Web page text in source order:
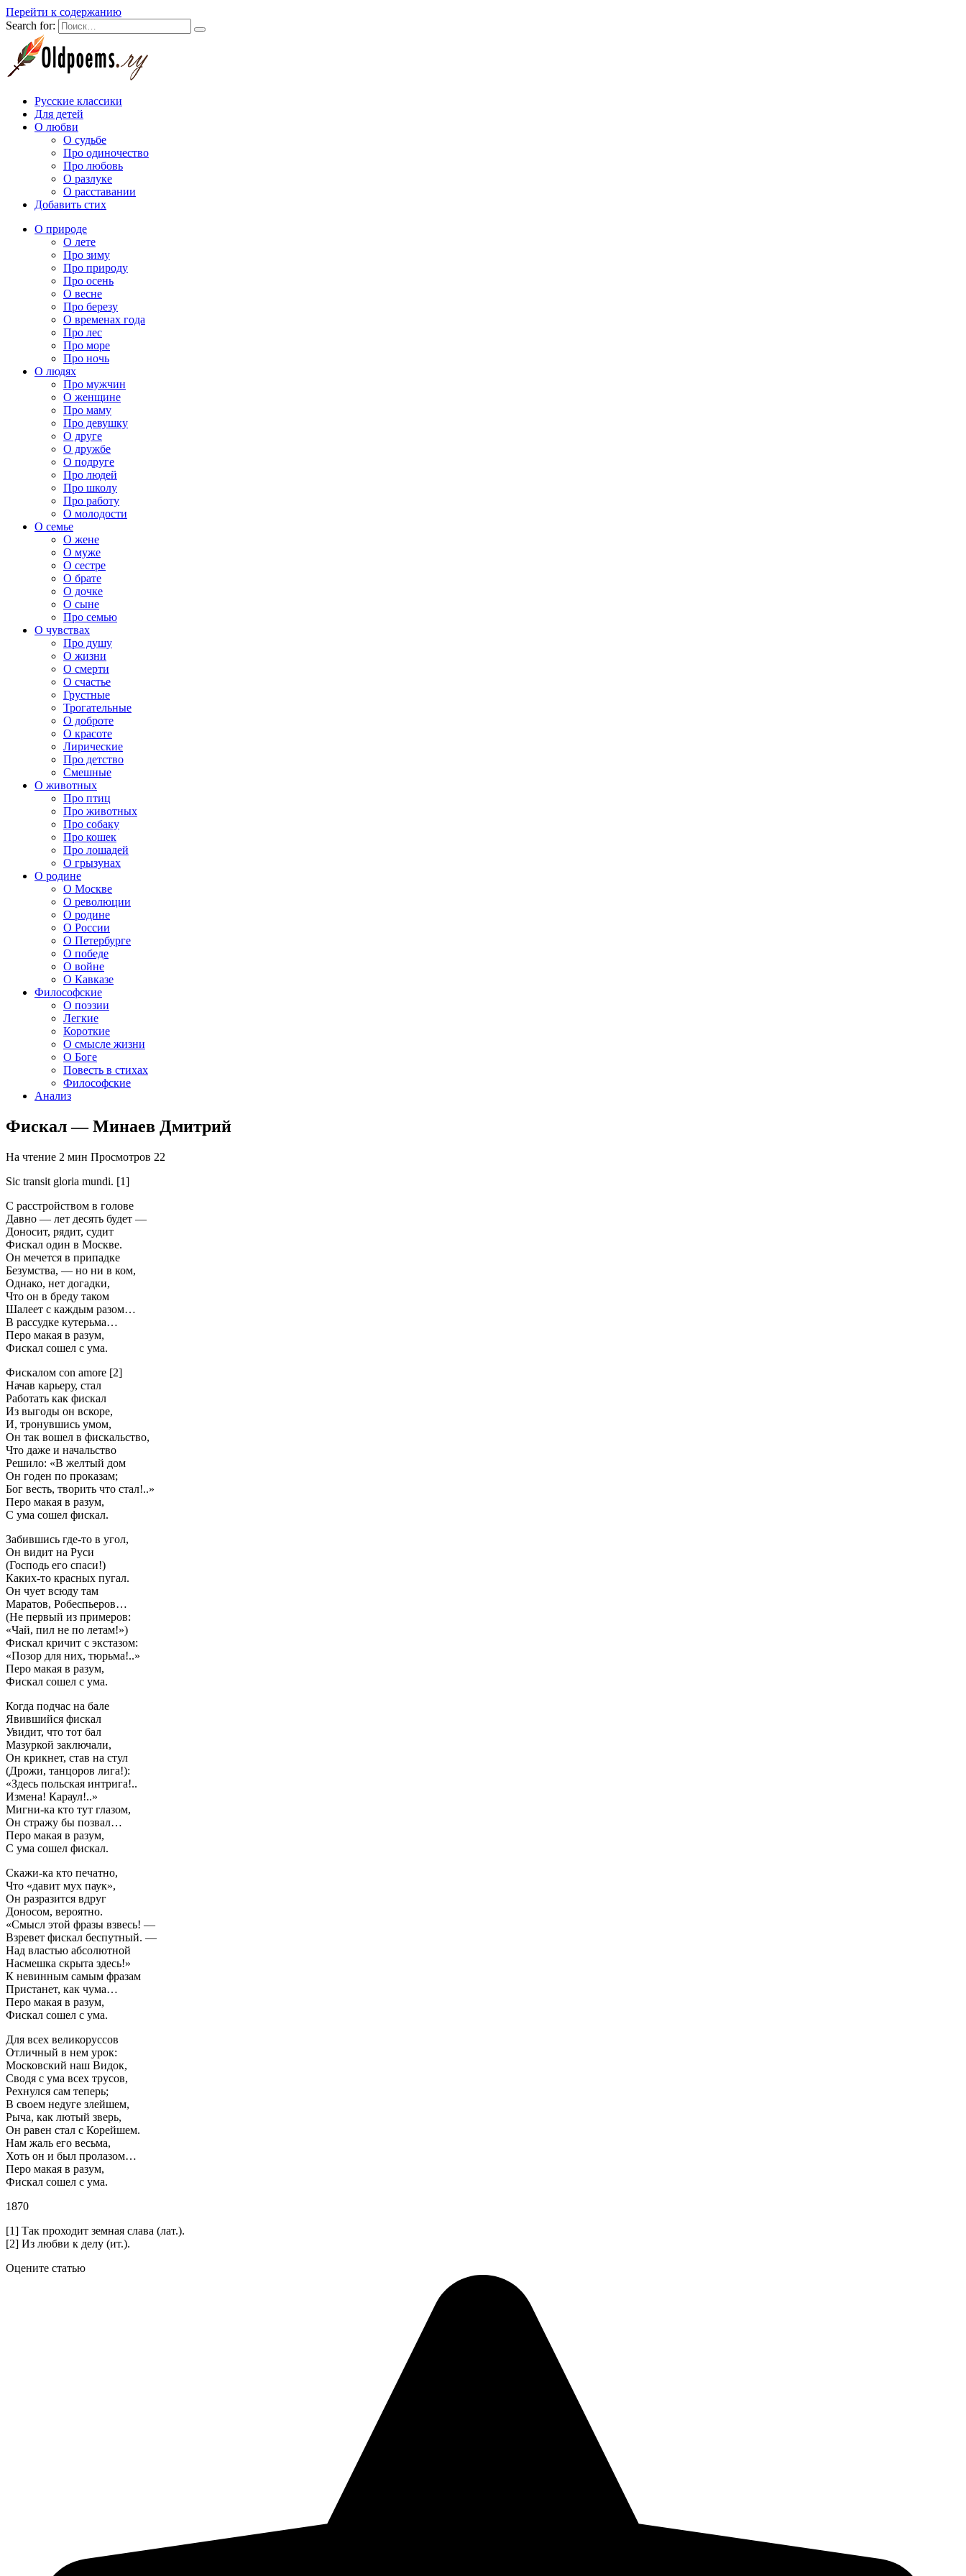
Перейти к содержанию
Search for:
Русские классики
Для детей
О любви
О судьбе
Про одиночество
Про любовь
О разлуке
О расставании
Добавить стих
О природе
О лете
Про зиму
Про природу
Про осень
О весне
Про березу
О временах года
Про лес
Про море
Про ночь
О людях
Про мужчин
О женщине
Про маму
Про девушку
О друге
О дружбе
О подруге
Про людей
Про школу
Про работу
О молодости
О семье
О жене
О муже
О сестре
О брате
О дочке
О сыне
Про семью
О чувствах
Про душу
О жизни
О смерти
О счастье
Грустные
Трогательные
О доброте
О красоте
Лирические
Про детство
Смешные
О животных
Про птиц
Про животных
Про собаку
Про кошек
Про лошадей
О грызунах
О родине
О Москве
О революции
О родине
О России
О Петербурге
О победе
О войне
О Кавказе
Философские
О поэзии
Легкие
Короткие
О смысле жизни
О Боге
Повесть в стихах
Философские
Анализ
Фискал — Минаев Дмитрий
На чтение 2 мин Просмотров 22
Sic transit gloria mundi. [1]
С расстройством в голове
Давно — лет десять будет —
Доносит, рядит, судит
Фискал один в Москве.
Он мечется в припадке
Безумства, — но ни в ком,
Однако, нет догадки,
Что он в бреду таком
Шалеет с каждым разом…
В рассудке кутерьма…
Перо макая в разум,
Фискал сошел с ума.
Фискалом con amore [2]
Начав карьеру, стал
Работать как фискал
Из выгоды он вскоре,
И, тронувшись умом,
Он так вошел в фискальство,
Что даже и начальство
Решило: «В желтый дом
Он годен по проказам;
Бог весть, творить что стал!..»
Перо макая в разум,
С ума сошел фискал.
Забившись где-то в угол,
Он видит на Руси
(Господь его спаси!)
Каких-то красных пугал.
Он чует всюду там
Маратов, Робеспьеров…
(Не первый из примеров:
«Чай, пил не по летам!»)
Фискал кричит с экстазом:
«Позор для них, тюрьма!..»
Перо макая в разум,
Фискал сошел с ума.
Когда подчас на бале
Явившийся фискал
Увидит, что тот бал
Мазуркой заключали,
Он крикнет, став на стул
(Дрожи, танцоров лига!):
«Здесь польская интрига!..
Измена! Караул!..»
Мигни-ка кто тут глазом,
Он стражу бы позвал…
Перо макая в разум,
С ума сошел фискал.
Скажи-ка кто печатно,
Что «давит мух паук»,
Он разразится вдруг
Доносом, вероятно.
«Смысл этой фразы взвесь! —
Взревет фискал беспутный. —
Над властью абсолютной
Насмешка скрыта здесь!»
К невинным самым фразам
Пристанет, как чума…
Перо макая в разум,
Фискал сошел с ума.
Для всех великоруссов
Отличный в нем урок:
Московский наш Видок,
Сводя с ума всех трусов,
Рехнулся сам теперь;
В своем недуге злейшем,
Рыча, как лютый зверь,
Он равен стал с Корейшем.
Нам жаль его весьма,
Хоть он и был пролазом…
Перо макая в разум,
Фискал сошел с ума.
1870
[1] Так проходит земная слава (лат.).
[2] Из любви к делу (ит.).
Оцените статью